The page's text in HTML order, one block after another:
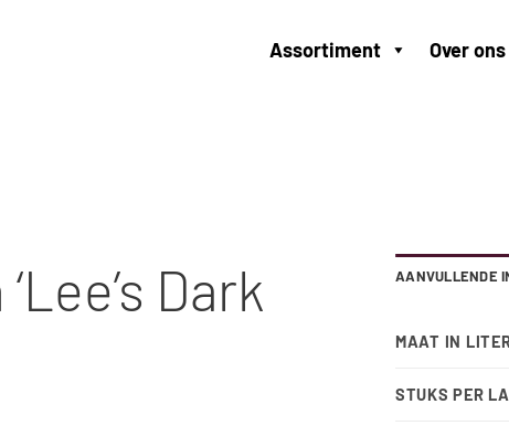
Assortiment Over ons
Dark
AANVULLENDE
MAAT IN
STUKS PER